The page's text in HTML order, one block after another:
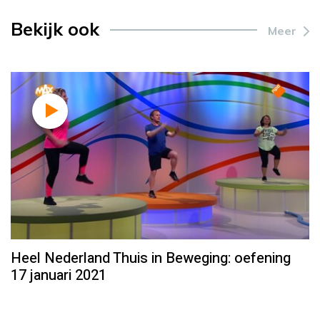
Bekijk ook Meer
Heel Nederland Thuis in Beweging: oefening
17 januari 2021